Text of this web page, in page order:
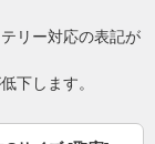
リー対応の表記が
下します。